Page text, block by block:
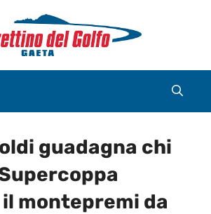
guadagna chi
montepremi da